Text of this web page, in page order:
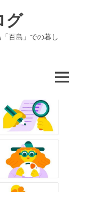
グ
百島」での暮し
MENU